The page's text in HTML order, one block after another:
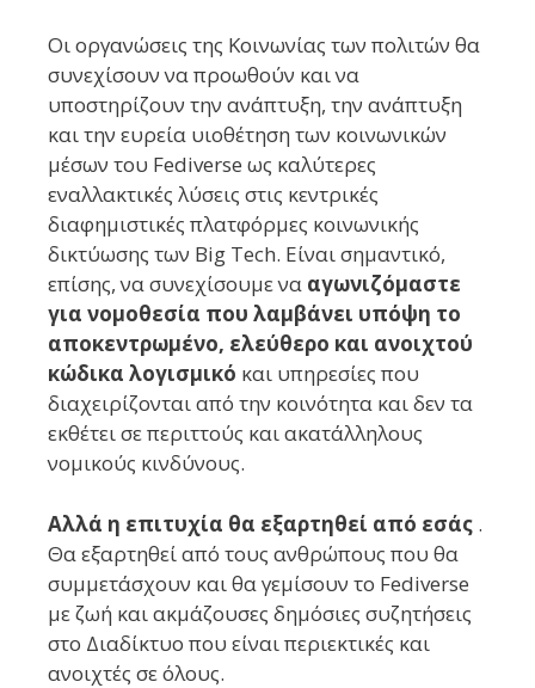
Οι οργανώσεις της Κοινωνίας των πολιτών θα
συνεχίσουν να προωθούν και να
υποστηρίζουν την ανάπτυξη, την ανάπτυξη
και την ευρεία υιοθέτηση των κοινωνικών
μέσων του Fediverse ως καλύτερες
εναλλακτικές λύσεις στις κεντρικές
διαφημιστικές πλατφόρμες κοινωνικής
δικτύωσης των Big Tech. Είναι σημαντικό,
επίσης, να συνεχίσουμε να αγωνιζόμαστε
για νομοθεσία που λαμβάνει υπόψη το
αποκεντρωμένο, ελεύθερο και ανοιχτού
κώδικα λογισμικό και υπηρεσίες που
διαχειρίζονται από την κοινότητα και δεν τα
εκθέτει σε περιττούς και ακατάλληλους
νομικούς κινδύνους.
Αλλά η επιτυχία θα εξαρτηθεί από εσάς .
Θα εξαρτηθεί από τους ανθρώπους που θα
συμμετάσχουν και θα γεμίσουν το Fediverse
με ζωή και ακμάζουσες δημόσιες συζητήσεις
στο Διαδίκτυο που είναι περιεκτικές και
ανοιχτές σε όλους.